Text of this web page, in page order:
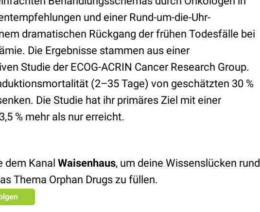
und einer Rund-um-die-Uhr-
dramatischen Rückgang der frühen Todesfälle bei
Die Ergebnisse stammen aus einer
Studie der ECOG-ACRIN Cancer Research Group.
(2–35 Tage) von geschätzten 30 %
Die Studie hat ihr primäres Ziel mit einer
% mehr als nur erreicht.
dem Kanal Waisenhaus, um deine Wissenslücken rund
Thema Orphan Drugs zu füllen.